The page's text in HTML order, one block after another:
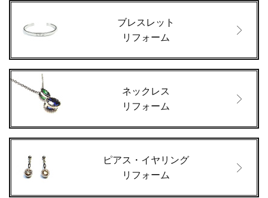
ブレスレット
リフォーム
ネックレス
リフォーム
ピアス・イヤリング
リフォーム